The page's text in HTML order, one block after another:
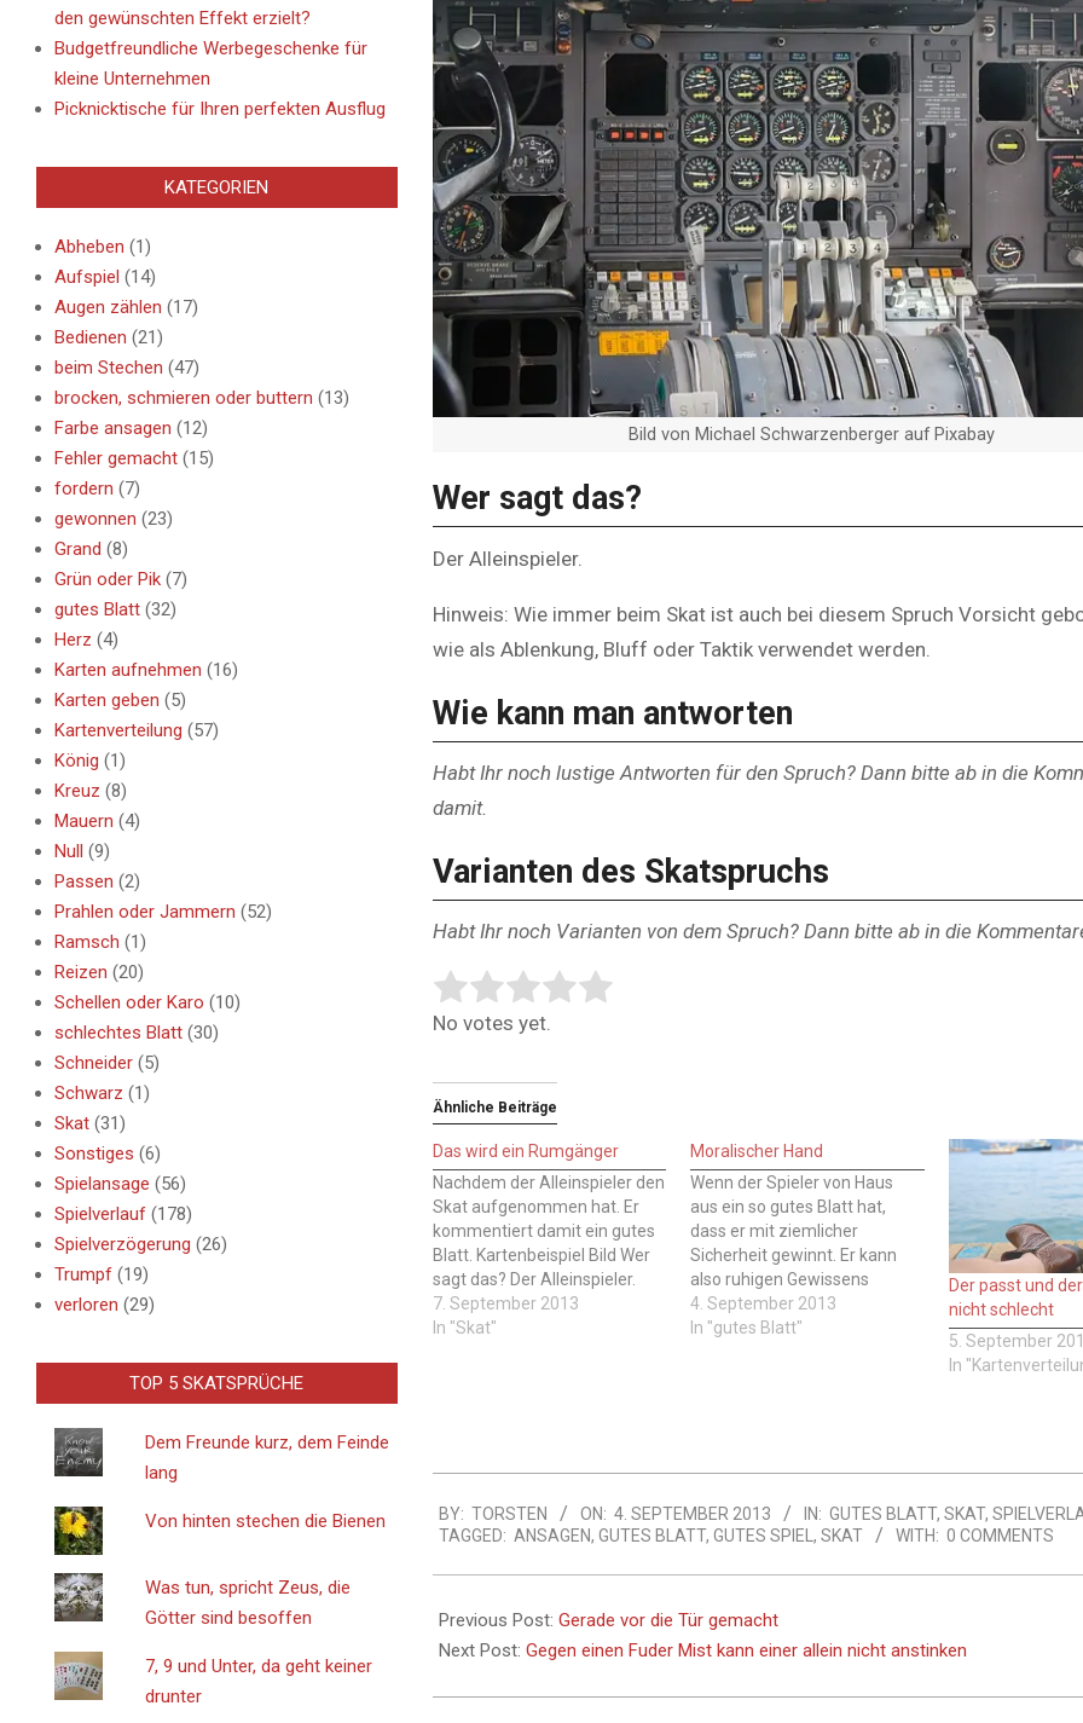
Bild von Michael Schwarzenberger auf Pixabay
Wer sagt das?
Der Alleinspieler.
Hinweis: Wie immer beim Skat ist auch bei diesem Spruch Vorsicht
wie als Ablenkung, Bluff oder Taktik verwendet werden.
Wie kann man antworten
Habt Ihr noch lustige Antworten für den Spruch? Dann bitte ab in die
damit.
Varianten des Skatspruchs
Habt Ihr noch Varianten von dem Spruch? Dann bitte ab in die
Rate this item:
Submit Rating
No votes yet.
Ähnliche Beiträge
Das wird ein Rumgänger
Nachdem der Alleinspieler den
Skat aufgenommen hat. Er
kommentiert damit ein gutes
Blatt. Kartenbeispiel Bild Wer
sagt das? Der Alleinspieler.
Hinweis: Wie immer beim Skat
ist auch bei diesem Spruch
7. September 2013
In "Skat"
Moralischer Hand
Wenn der Spieler von Haus
aus ein so gutes Blatt hat,
dass er mit ziemlicher
Sicherheit gewinnt. Er kann
also ruhigen Gewissens
darauf verzichten, den Skat
aufzunehmen. Kartenbeispiel
diesem Spruch…
4. September 2013
In "gutes Blatt"
Der passt und
nicht schlecht
5. September
In
09-
04
BY: TORSTEN ON: 4. SEPTEMBER 2013 IN: GUTES BLATT, SKAT,
TAGGED: ANSAGEN, GUTES BLATT, GUTES SPIEL , SKAT WITH: 0 COMMENTS
Previous Post: Gerade vor die Tür gemacht
Next Post: Gegen einen Fuder Mist kann einer allein nicht anstinken
den gewünschten Effekt erzielt?
Budgetfreundliche Werbegeschenke für
kleine Unternehmen
Picknicktische für Ihren perfekten Ausflug
KATEGORIEN
Abheben (1)
Aufspiel (14)
Augen zählen (17)
Bedienen (21)
beim Stechen (47)
brocken, schmieren oder buttern (13)
Farbe ansagen (12)
Fehler gemacht (15)
fordern (7)
gewonnen (23)
Grand (8)
Grün oder Pik (7)
gutes Blatt (32)
Herz (4)
Karten aufnehmen (16)
Karten geben (5)
Kartenverteilung (57)
König (1)
Kreuz (8)
Mauern (4)
Null (9)
Passen (2)
Prahlen oder Jammern (52)
Ramsch (1)
Reizen (20)
Schellen oder Karo (10)
schlechtes Blatt (30)
Schneider (5)
Schwarz (1)
Skat (31)
Sonstiges (6)
Spielansage (56)
Spielverlauf (178)
Spielverzögerung (26)
Trumpf (19)
verloren (29)
TOP 5 SKATSPRÜCHE
Dem Freunde kurz, dem Feinde
lang
Von hinten stechen die Bienen
Was tun, spricht Zeus, die
Götter sind besoffen
7, 9 und Unter, da geht keiner
drunter